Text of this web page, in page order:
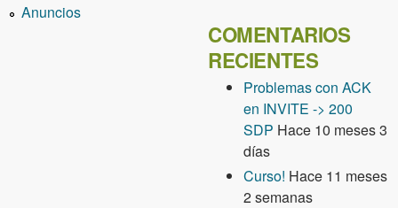
Anuncios
COMENTARIOS
RECIENTES
Problemas con ACK
en INVITE -> 200
SDP Hace 10 meses 3
días
Curso! Hace 11 meses
2 semanas